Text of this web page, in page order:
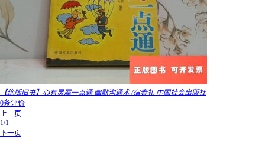
【绝版旧书】心有灵犀一点通 幽默沟通术 /宿春礼 中国社会出版社
0条评价
上一页
1/1
下一页